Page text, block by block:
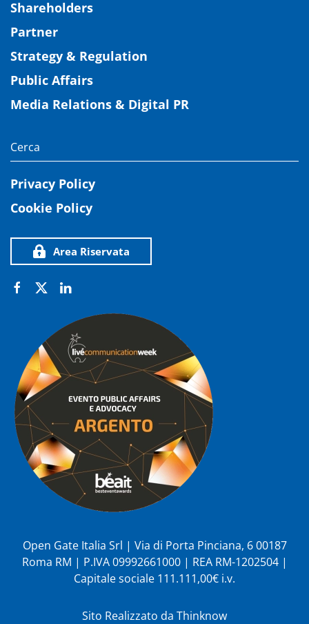
Shareholders
Partner
Strategy & Regulation
Public Affairs
Media Relations & Digital PR
Privacy Policy
Cookie Policy
Area Riservata
Open Gate Italia Srl | Via di Porta Pinciana, 6 00187
Roma RM | P.IVA 09992661000 | REA RM-1202504 |
Capitale sociale 111.111,00€ i.v.
Sito Realizzato da Thinknow